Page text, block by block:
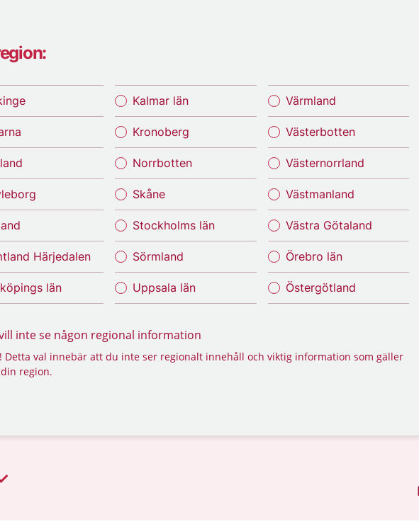
Härjedalen
län
Kalmar län
Kronoberg
Norrbotten
Skåne
Stockholms län
Sörmland
Uppsala län
Värmland
Västerbotten
Västernorrland
Västmanland
Västra Götaland
Örebro län
Östergötland
vill inte se någon regional information
Detta val innebär att du inte ser regionalt innehåll och viktig information som gäller
region.